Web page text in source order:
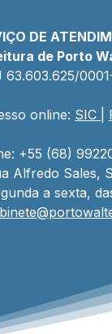
e vice
de 06
para
públicos
DE
de Porto
63.603.625/
online: SIC
+55 (68)
Alfredo Sales,
a sexta,